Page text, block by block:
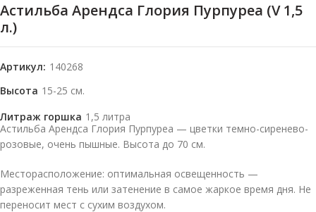
Астильба Арендса Глория Пурпуреа (V 1,5
л.)
Артикул: 140268
Высота 15-25 см.
Литраж горшка 1,5 литра
Астильба Арендса Глория Пурпуреа — цветки темно-сиренево-
розовые, очень пышные. Высота до 70 см.
Месторасположение: оптимальная освещенность —
разреженная тень или затенение в самое жаркое время дня. Не
переносит мест с сухим воздухом.